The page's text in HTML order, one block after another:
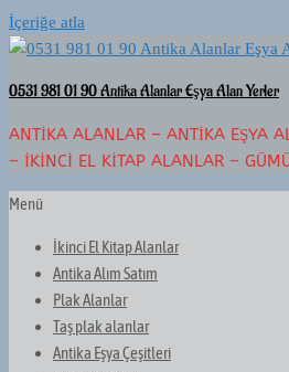
İçeriğe atla
0531 981 01 90 Antika Alanlar Eşya Alan Yerler
ANTIKA ALANLAR – ANTIKA EŞYA
– İKINCI EL KITAP ALANLAR –
Menü
İkinci El Kitap Alanlar
Antika Alım Satım
Plak Alanlar
Taş plak alanlar
Antika Eşya Çeşitleri